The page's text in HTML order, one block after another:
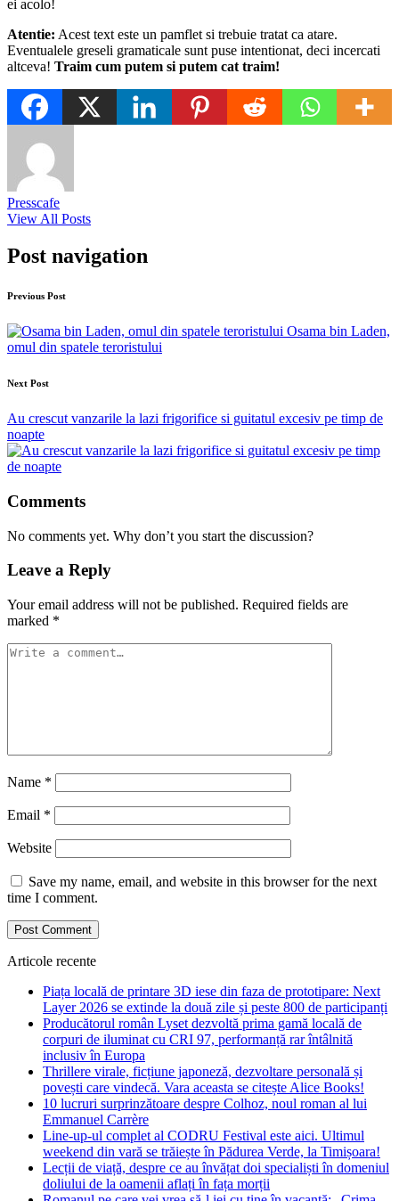
ei acolo!
Atentie: Acest text este un pamflet si trebuie tratat ca atare.
Eventualele greseli gramaticale sunt puse intentionat, deci incercati
altceva! Traim cum putem si putem cat traim!
Presscafe
View All Posts
Post navigation
Previous Post
Osama bin Laden,
omul din spatele teroristului
Next Post
Au crescut vanzarile la lazi frigorifice si guitatul excesiv pe timp de
noapte
Comments
No comments yet. Why don’t you start the discussion?
Leave a Reply
Your email address will not be published. Required fields are
marked *
Name *
Email *
Website
Save my name, email, and website in this browser for the next
time I comment.
Articole recente
Piața locală de printare 3D iese din faza de prototipare: Next
Layer 2026 se extinde la două zile și peste 800 de participanți
Producătorul român Lyset dezvoltă prima gamă locală de
corpuri de iluminat cu CRI 97, performanță rar întâlnită
inclusiv în Europa
Thrillere virale, ficțiune japoneză, dezvoltare personală și
povești care vindecă. Vara aceasta se citește Alice Books!
10 lucruri surprinzătoare despre Colhoz, noul roman al lui
Emmanuel Carrère
Line-up-ul complet al CODRU Festival este aici. Ultimul
weekend din vară se trăiește în Pădurea Verde, la Timișoara!
Lecții de viață, despre ce au învățat doi specialiști în domeniul
doliului de la oamenii aflați în fața morții